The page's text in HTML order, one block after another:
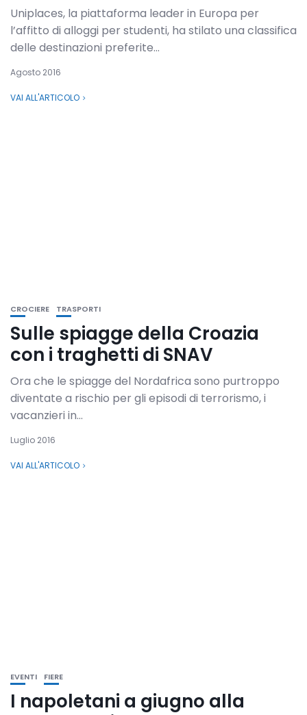
Uniplaces, la piattaforma leader in Europa per
l’affitto di alloggi per studenti, ha stilato una classifica
delle destinazioni preferite...
Agosto 2016
VAI ALL'ARTICOLO
CROCIERE TRASPORTI
Sulle spiagge della Croazia
con i traghetti di SNAV
Ora che le spiagge del Nordafrica sono purtroppo
diventate a rischio per gli episodi di terrorismo, i
vacanzieri in...
Luglio 2016
VAI ALL'ARTICOLO
EVENTI FIERE
I napoletani a giugno alla